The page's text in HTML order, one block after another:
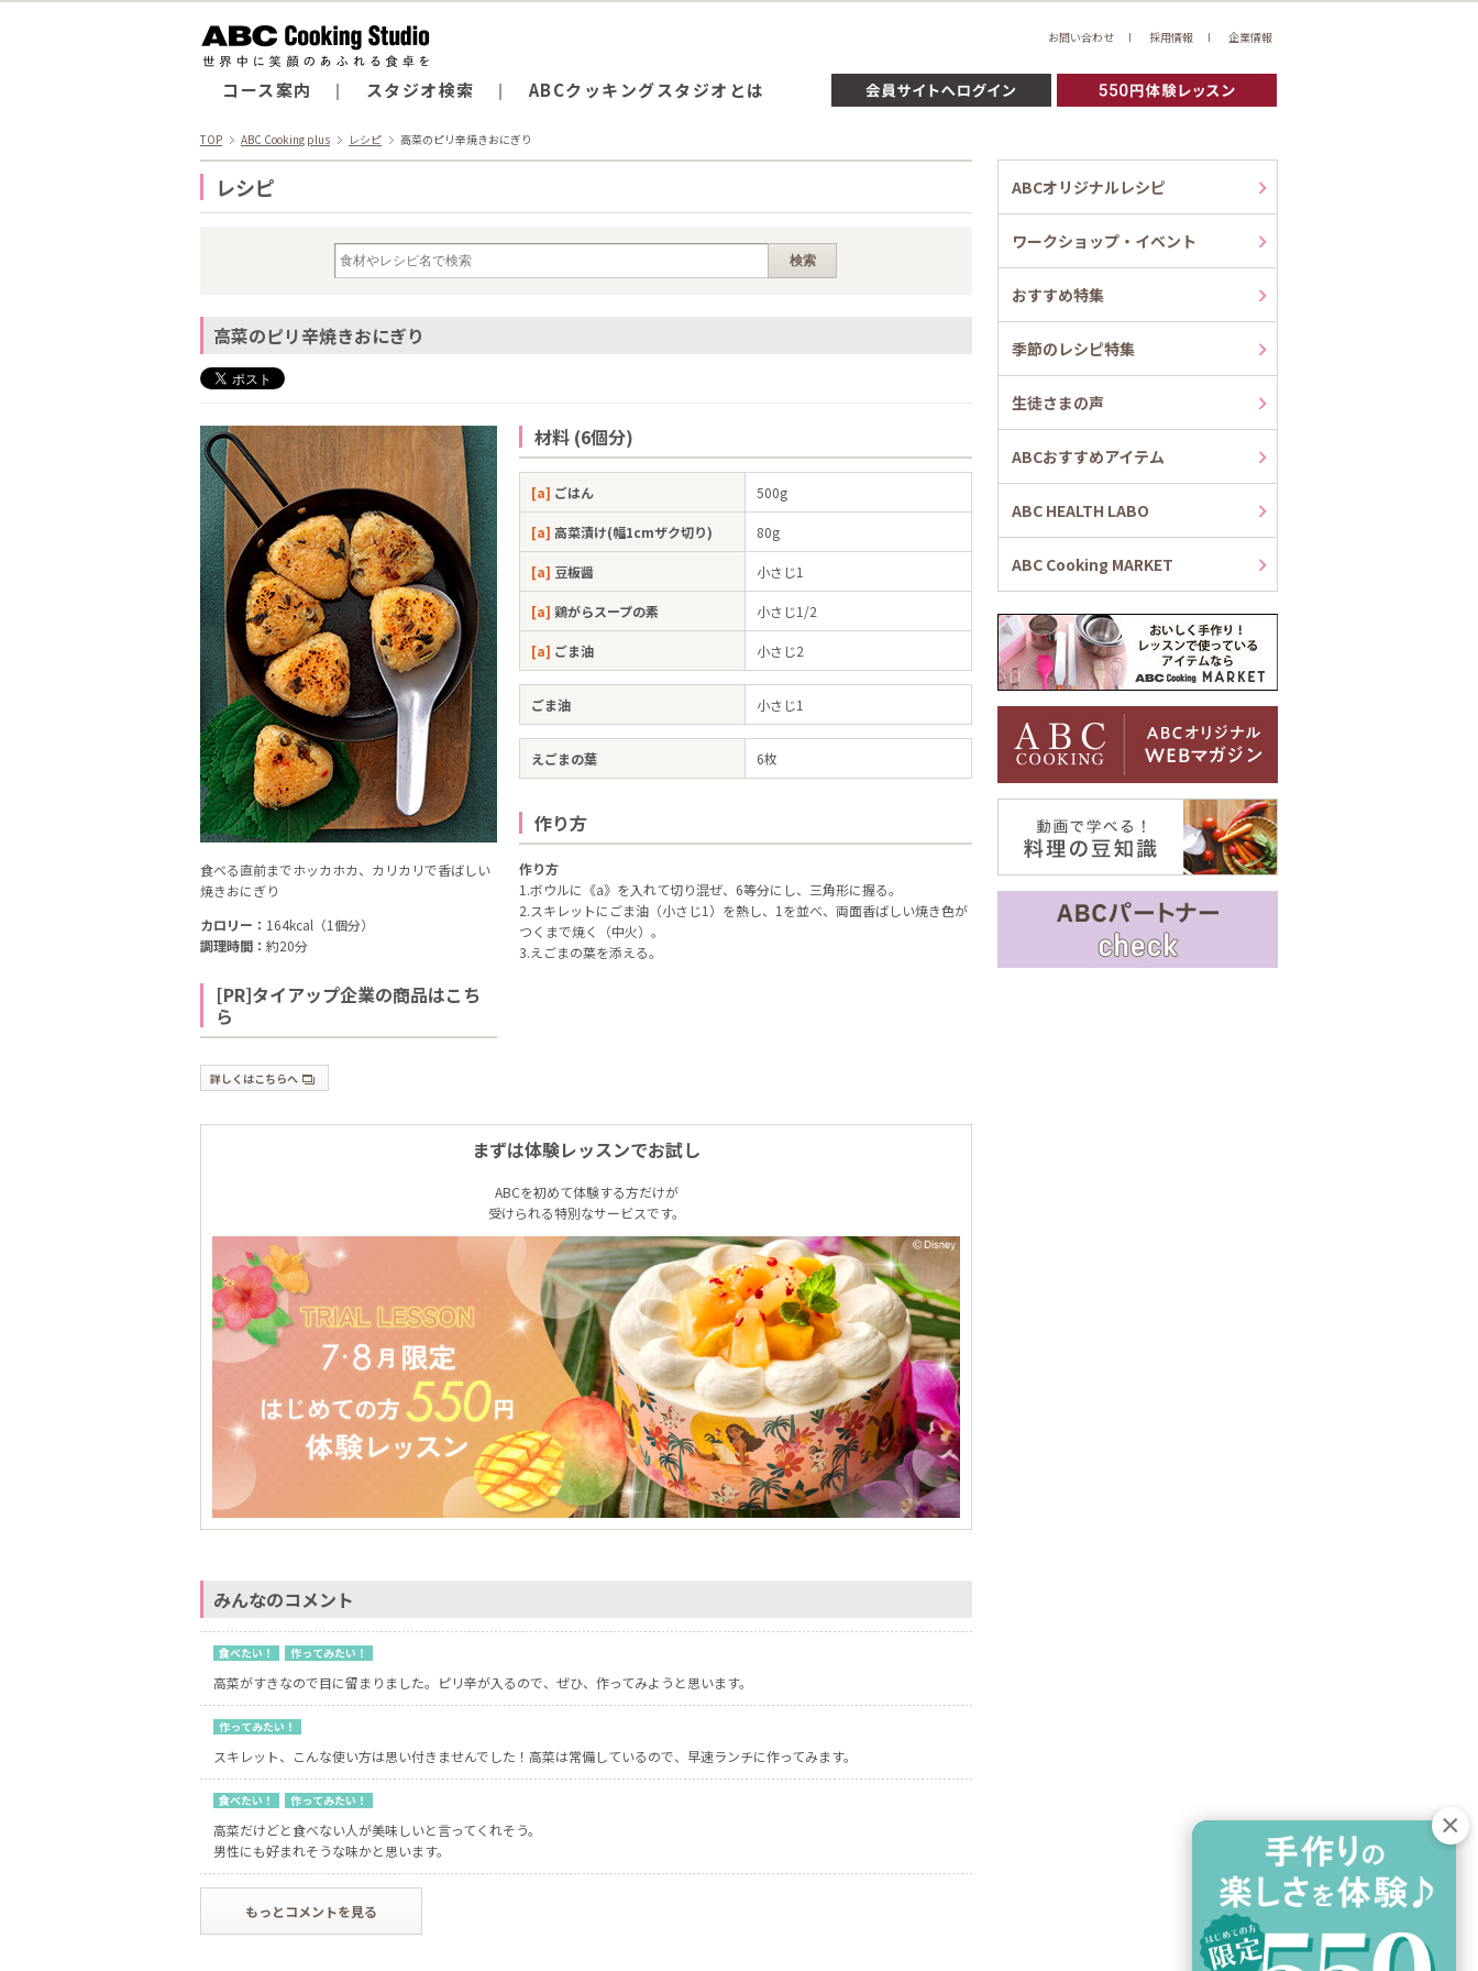
コース案内 スタジオ検索 ABCクッキングスタジオとは
お問い合わせ 採用情報 企業情報
TOP ABC Cooking plus レシピ 高菜のピリ辛焼きおにぎり
レシピ
高菜のピリ辛焼きおにぎり
食べる直前までホッカホカ、カリカリで香ばしい
焼きおにぎり
カロリー： 164kcal（1個分）
調理時間： 約20分
[PR]タイアップ企業の商品はこち
ら
詳しくはこちらへ
材料 (6個分)
[a] ごはん 500g
[a] 高菜漬け(幅1cmザク切り) 80g
[a] 豆板醤 小さじ1
[a] 鶏がらスープの素 小さじ1/2
[a] ごま油 小さじ2
ごま油 小さじ1
えごまの葉 6枚
作り方
作り方
1.ボウルに《a》を入れて切り混ぜ、6等分にし、三角形に握る。
2.スキレットにごま油（小さじ1）を熱し、1を並べ、両面香ばしい焼き色が
つくまで焼く（中火）。
3.えごまの葉を添える。
まずは体験レッスンでお試し
ABCを初めて体験する方だけが
受けられる特別なサービスです。
みんなのコメント
食べたい！ 作ってみたい！
高菜がすきなので目に留まりました。ピリ辛が入るので、ぜひ、作ってみようと思います。
作ってみたい！
スキレット、こんな使い方は思い付きませんでした！高菜は常備しているので、早速ランチに作ってみます。
食べたい！ 作ってみたい！
高菜だけどと食べない人が美味しいと言ってくれそう。
男性にも好まれそうな味かと思います。
もっとコメントを見る
ABCオリジナルレシピ
ワークショップ・イベント
おすすめ特集
季節のレシピ特集
生徒さまの声
ABCおすすめアイテム
ABC HEALTH LABO
ABC Cooking MARKET